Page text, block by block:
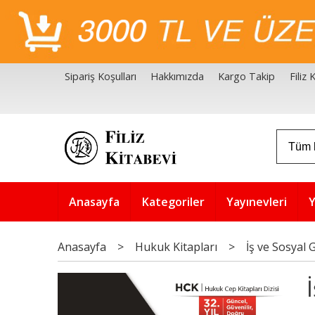
Sipariş Koşulları Hakkımızda Kargo Takip Filiz
Anasayfa Kategoriler Yayınevleri
Anasayfa > Hukuk Kitapları > İş ve Sosyal